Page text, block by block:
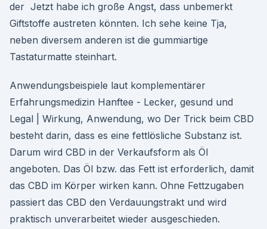
der Jetzt habe ich große Angst, dass unbemerkt
Giftstoffe austreten könnten. Ich sehe keine Tja,
neben diversem anderen ist die gummiartige
Tastaturmatte steinhart.
Anwendungsbeispiele laut komplementärer
Erfahrungsmedizin Hanftee - Lecker, gesund und
Legal | Wirkung, Anwendung, wo Der Trick beim CBD
besteht darin, dass es eine fettlösliche Substanz ist.
Darum wird CBD in der Verkaufsform als Öl
angeboten. Das Öl bzw. das Fett ist erforderlich, damit
das CBD im Körper wirken kann. Ohne Fettzugaben
passiert das CBD den Verdauungstrakt und wird
praktisch unverarbeitet wieder ausgeschieden.